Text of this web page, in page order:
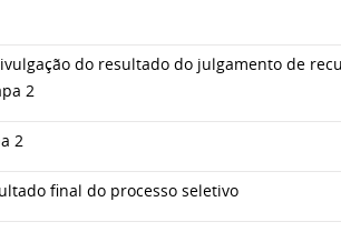
do resultado do julgamento de
2
2
final do processo seletivo